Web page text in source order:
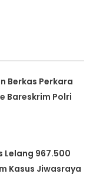
Berkas Perkara
Bareskrim Polri
Lelang 967.500
Kasus Jiwasraya